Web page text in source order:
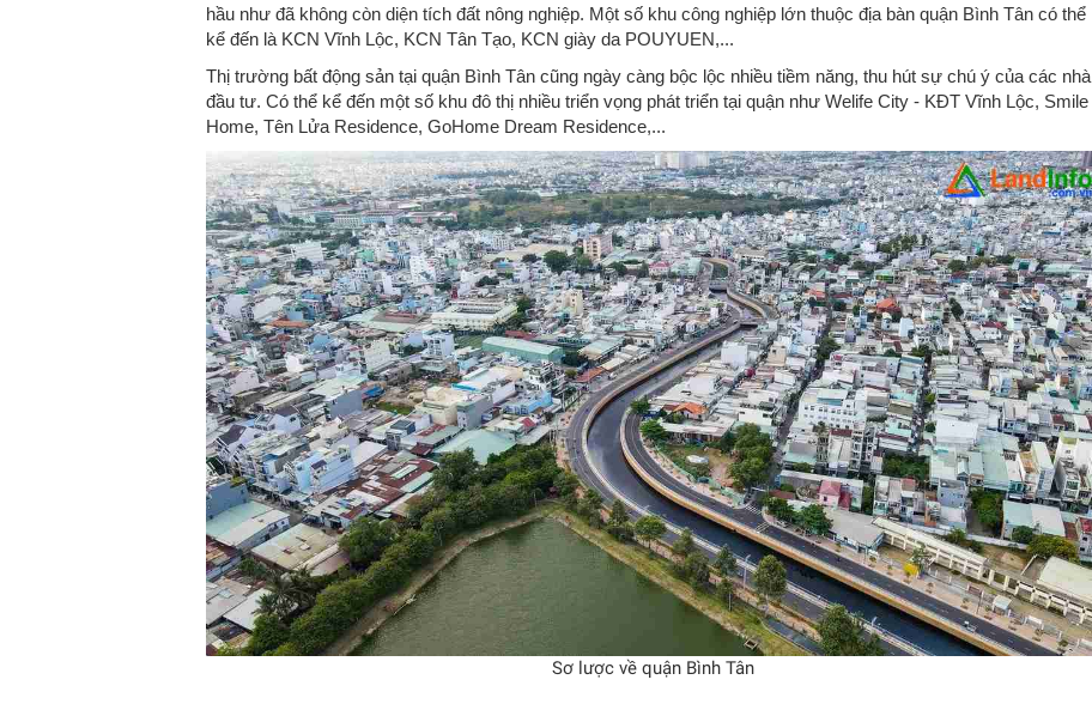
hầu như đã không còn diện tích đất nông nghiệp. Một số khu công nghiệp lớn thuộc địa bàn quận Bình Tân có thể
kể đến là KCN Vĩnh Lộc, KCN Tân Tạo, KCN giày da POUYUEN,...
Thị trường bất động sản tại quận Bình Tân cũng ngày càng bộc lộc nhiều tiềm năng, thu hút sự chú ý của các nhà
đầu tư. Có thể kể đến một số khu đô thị nhiều triển vọng phát triển tại quận như Welife City - KĐT Vĩnh Lộc, Smile
Home, Tên Lửa Residence, GoHome Dream Residence,...
Sơ lược về quận Bình Tân